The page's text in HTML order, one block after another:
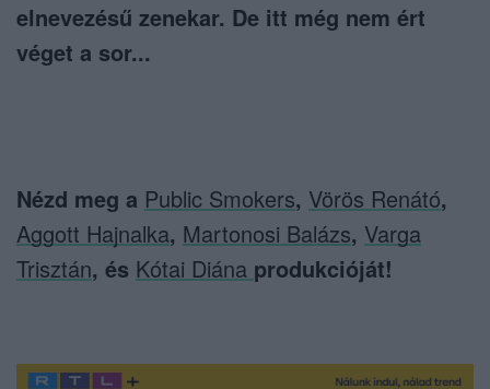
elnevezésű zenekar. De itt még nem ért
véget a sor...
Nézd meg a Public Smokers, Vörös Renátó,
Aggott Hajnalka, Martonosi Balázs, Varga
Trisztán, és Kótai Diána produkcióját!